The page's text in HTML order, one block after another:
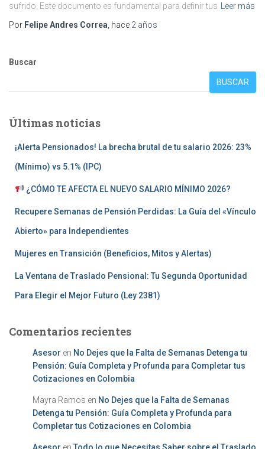
sufrido. Este documento es fundamental para definir tus
Leer más
Por Felipe Andres Correa , hace 2 años
Buscar
BUSCAR
Últimas noticias
¡Alerta Pensionados! La brecha brutal de tu salario 2026: 23%
(Mínimo) vs 5.1% (IPC)
¿CÓMO TE AFECTA EL NUEVO SALARIO MÍNIMO 2026?
Recupere Semanas de Pensión Perdidas: La Guía del «Vínculo
Abierto» para Independientes
Mujeres en Transición (Beneficios, Mitos y Alertas)
La Ventana de Traslado Pensional: Tu Segunda Oportunidad
Para Elegir el Mejor Futuro (Ley 2381)
Comentarios recientes
Asesor en No Dejes que la Falta de Semanas Detenga tu
Pensión: Guía Completa y Profunda para Completar tus
Cotizaciones en Colombia
Mayra Ramos en No Dejes que la Falta de Semanas
Detenga tu Pensión: Guía Completa y Profunda para
Completar tus Cotizaciones en Colombia
Asesor en Todo lo que Necesitas Saber sobre el Traslado